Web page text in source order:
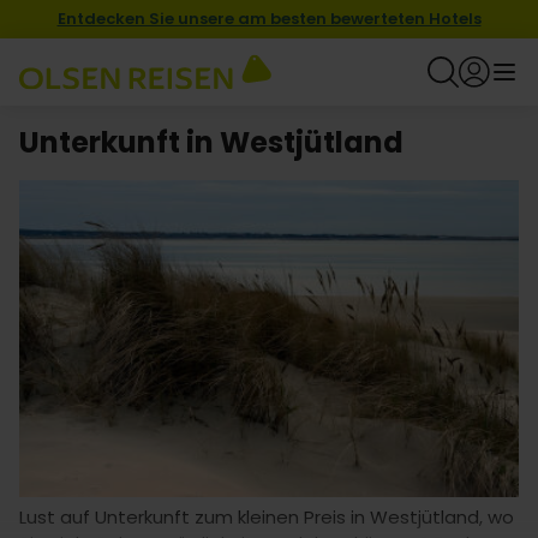
Entdecken Sie unsere am besten bewerteten Hotels
Unterkunft in Westjütland
Lust auf Unterkunft zum kleinen Preis in Westjütland, wo